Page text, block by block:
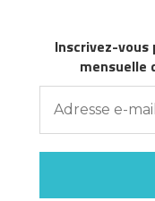
Inscrivez-
mensuelle